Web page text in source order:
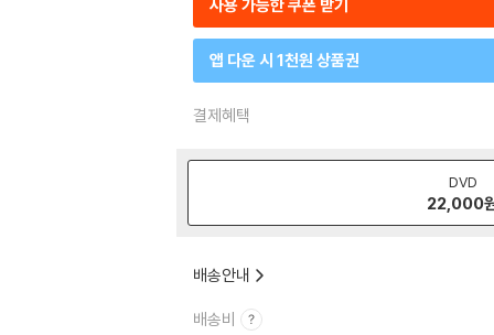
사용 가능한 쿠폰 받기
앱 다운 시 1천원 상품권
결제혜택
DVD
22,000
배송안내
배송비